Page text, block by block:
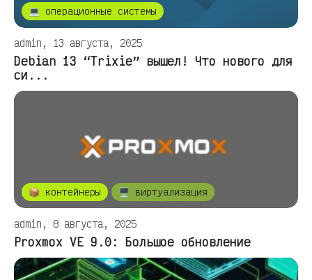
💻 операционные системы
admin, 13 августа, 2025
Debian 13 “Trixie” вышел! Что нового для
си...
📦 контейнеры 🖥️ виртуализация
admin, 8 августа, 2025
Proxmox VE 9.0: Большое обновление